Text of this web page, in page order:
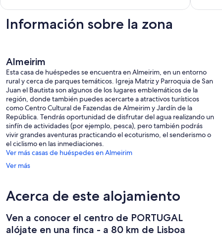
Valada
Información sobre la zona
Almeirim
Esta casa de huéspedes se encuentra en Almeirim, en un entorno
rural y cerca de parques temáticos. Igreja Matriz y Parroquia de San
Juan el Bautista son algunos de los lugares emblemáticos de la
región, donde también puedes acercarte a atractivos turísticos
como Centro Cultural de Fazendas de Almeirim y Jardín de la
República. Tendrás oportunidad de disfrutar del agua realizando un
sinfín de actividades (por ejemplo, pesca), pero también podrás
vivir grandes aventuras practicando el ecoturismo, el senderismo o
el ciclismo en las inmediaciones.
Ver más casas de huéspedes en Almeirim
Ver más
Acerca de este alojamiento
Ven a conocer el centro de PORTUGAL
alójate en una finca - a 80 km de Lisboa